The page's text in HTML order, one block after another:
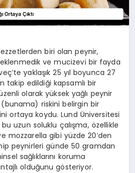
biri olan peynir,
ve mucizevi bir fayda
yaklaşık 25 yıl boyunca 27
takip edildiği kapsamlı bir
olarak yüksek yağlı peynir
riskini belirgin bir
ortaya koydu. Lund Üniversitesi
uzun soluklu çalışma, özellikle
mozzarella gibi yüzde 20’den
peynirleri günde 50 gramdan
sağlıklarını koruma
olduğunu gösteriyor.